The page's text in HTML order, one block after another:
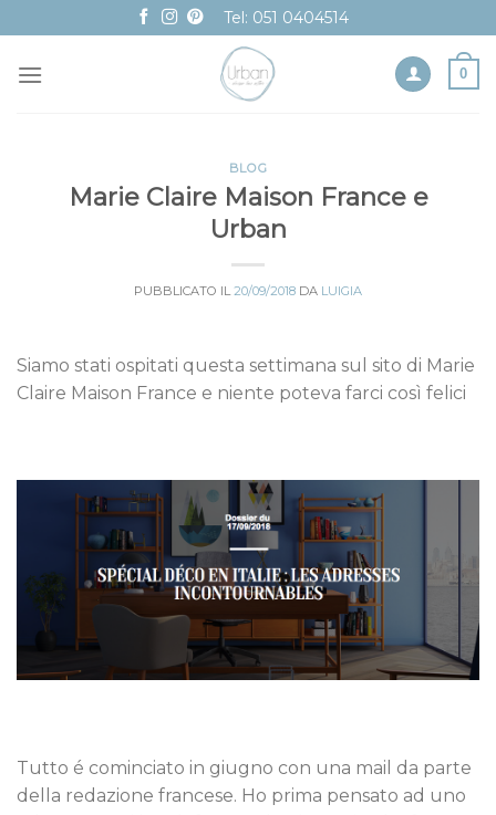
to
content
Tel: 051 0404514
0
BLOG
Marie Claire Maison France e
Urban
PUBBLICATO IL 20/09/2018 DA LUIGIA
Siamo stati ospitati questa settimana sul sito di Marie
Claire Maison France e niente poteva farci così felici
Tutto é cominciato in giugno con una mail da parte
della redazione francese. Ho prima pensato ad uno